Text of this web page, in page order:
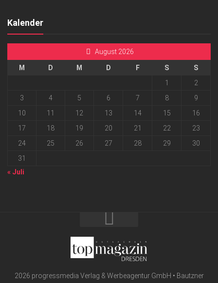
Kalender
August 2026
M D M D F S
S
1
2
3
4 5 6 7 8
9
10
11 12 13 14 15
16
17
18 19 20 21 22
23
24
25 26 27 28 29
30
31
« Juli
2026 progressmedia Verlag & Werbeagentur GmbH • Bautzner